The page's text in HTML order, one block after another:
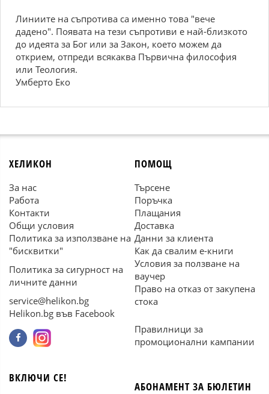
Линиите на съпротива са именно това "вече
дадено". Появата на тези съпротиви е най-близкото
до идеята за Бог или за Закон, което можем да
открием, отпреди всякаква Първична философия
или Теология.
Умберто Еко
ХЕЛИКОН
За нас
Работа
Контакти
Общи условия
Политика за използване на
"бисквитки"
Политика за сигурност на
личните данни
service@helikon.bg
Helikon.bg във Facebook
ПОМОЩ
Търсене
Поръчка
Плащания
Доставка
Данни за клиента
Как да свалим е-книги
Условия за ползване на
ваучер
Право на отказ от закупена
стока
Правилници за
промоционални кампании
ВКЛЮЧИ СЕ!
АБОНАМЕНТ ЗА БЮЛЕТИН